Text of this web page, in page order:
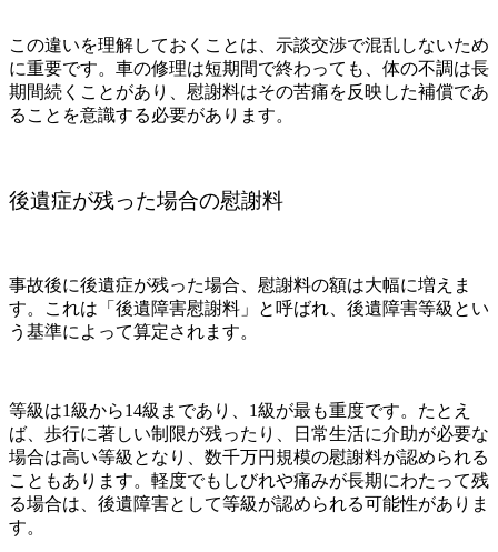
この違いを理解しておくことは、示談交渉で混乱しないため
に重要です。車の修理は短期間で終わっても、体の不調は長
期間続くことがあり、慰謝料はその苦痛を反映した補償であ
ることを意識する必要があります。
後遺症が残った場合の慰謝料
事故後に後遺症が残った場合、慰謝料の額は大幅に増えま
す。これは「後遺障害慰謝料」と呼ばれ、後遺障害等級とい
う基準によって算定されます。
等級は1級から14級まであり、1級が最も重度です。たとえ
ば、歩行に著しい制限が残ったり、日常生活に介助が必要な
場合は高い等級となり、数千万円規模の慰謝料が認められる
こともあります。軽度でもしびれや痛みが長期にわたって残
る場合は、後遺障害として等級が認められる可能性がありま
す。